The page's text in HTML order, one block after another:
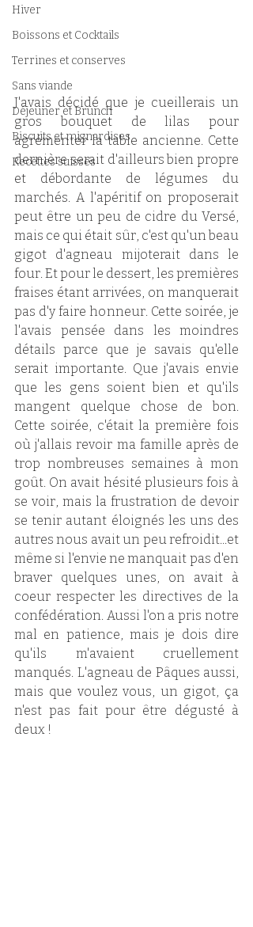
Hiver
Boissons et Cocktails
Terrines et conserves
Sans viande
Déjeuner et Brunch
Biscuits et mignardises
Recettes suisses
J'avais décidé que je cueillerais un
gros bouquet de lilas pour
agrémenter la table ancienne. Cette
dernière serait d'ailleurs bien propre
et débordante de légumes du
marchés. A l'apéritif on proposerait
peut être un peu de cidre du Versé,
mais ce qui était sûr, c'est qu'un beau
gigot d'agneau mijoterait dans le
four. Et pour le dessert, les premières
fraises étant arrivées, on manquerait
pas d'y faire honneur. Cette soirée, je
l'avais pensée dans les moindres
détails parce que je savais qu'elle
serait importante. Que j'avais envie
que les gens soient bien et qu'ils
mangent quelque chose de bon.
Cette soirée, c'était la première fois
où j'allais revoir ma famille après de
trop nombreuses semaines à mon
goût. On avait hésité plusieurs fois à
se voir, mais la frustration de devoir
se tenir autant éloignés les uns des
autres nous avait un peu refroidit...et
même si l'envie ne manquait pas d'en
braver quelques unes, on avait à
coeur respecter les directives de la
confédération. Aussi l'on a pris notre
mal en patience, mais je dois dire
qu'ils m'avaient cruellement
manqués. L'agneau de Pâques aussi,
mais que voulez vous, un gigot, ça
n'est pas fait pour être dégusté à
deux !